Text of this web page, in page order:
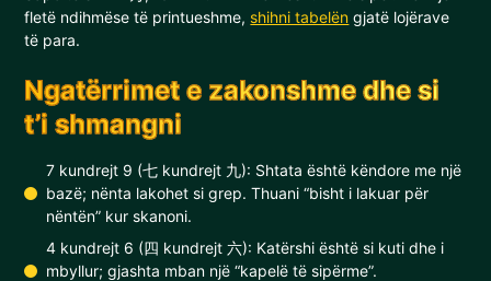
fletë ndihmëse të printueshme, shihni tabelën gjatë lojërave
të para.
Ngatërrimet e zakonshme dhe si
t’i shmangni
7 kundrejt 9 (七 kundrejt 九): Shtata është këndore me një
bazë; nënta lakohet si grep. Thuani “bisht i lakuar për
nëntën” kur skanoni.
4 kundrejt 6 (四 kundrejt 六): Katërshi është si kuti dhe i
mbyllur; gjashta mban një “kapelë të sipërme”.